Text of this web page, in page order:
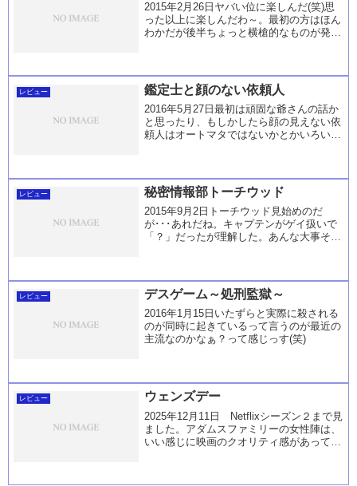
2015年2月26日ヤバい位に楽しんだ(笑)思
った以上に楽しんだわ～。最初の方はほん
わかだが後半ちょっと横槍的なものが発生
時...
レビュー 鑑定士と顔のない依頼人
2016年5月27日最初は頑固な爺さんの話か
と思ったり、もしかしたら顔の見えない依
頼人はオートマタではないかとかいろいろ
は・・...
レビュー 秘密情報部トーチウッド
2015年9月2日トーチウッド見始めのだ
が･･･あれだね。キャプテンがゲイ扱いで
「？」だったが理解した。あんな大事そう
たらヤバイ...
レビュー デスゲーム～処刑監獄～
2016年1月15日いたずらと実際に殺される
のが同時に起きているって言うのが最近の
主流なのかなぁ？って感じっす(笑)
レビュー ウェンズデー
2025年12月11日 Netflixシーズン２まで見
ました。アダムスファミリーの女性陣は、
いい感じに映画のクオリティ感があってい